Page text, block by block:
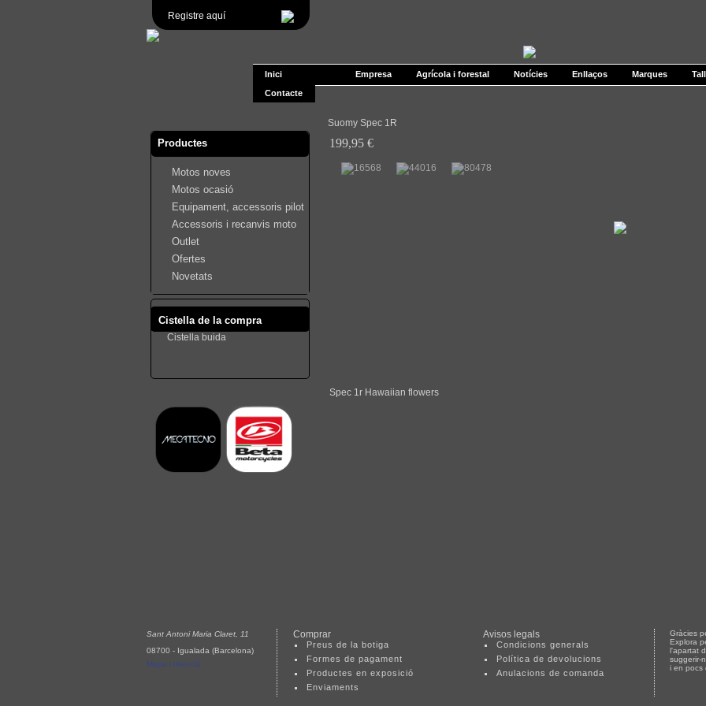
Registre aquí
Inici Empresa Agrícola i forestal Notícies Enllaços Marques
Contacte
Productes
Motos noves
Motos ocasió
Equipament, accessoris pilot
Accessoris i recanvis moto
Outlet
Ofertes
Novetats
Cistella de la compra
Cistella buida
Suomy Spec 1R
199,95 €
Spec 1r Hawaiian flowers
Sant Antoni Maria Claret, 11
08700 - Igualada (Barcelona)
Mapa i direcció
Comprar
Preus de la botiga
Formes de pagament
Productes en exposició
Enviaments
Avisos legals
Condicions generals
Política de devolucions
Anulacions de comanda
Gràcies
Explora
l'apartat
suggerir-
i en pocs